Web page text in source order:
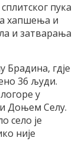
пука
хапшења и
и затварања
Брадина, гдје
36 људи.
у
Доњем Селу.
село је
није